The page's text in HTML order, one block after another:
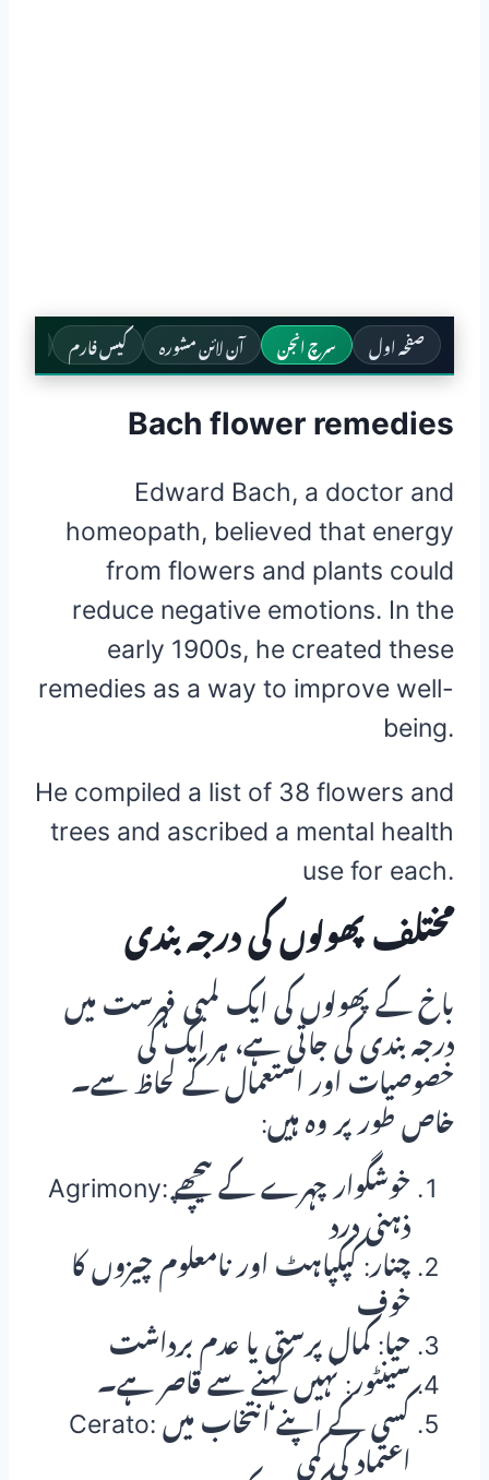
صفحہ اول سرچ انجن آن لائن مشورہ کیس فارم
Bach flower remedies
Edward Bach, a doctor and
homeopath, believed that energy
from flowers and plants could
reduce negative emotions. In the
early 1900s, he created these
remedies as a way to improve well-
being.
He compiled a list of 38 flowers and
trees and ascribed a mental health
use for each.
مختلف پھولوں کی درجہ بندی
باخ کے پھولوں کی ایک لمبی فہرست میں
درجہ بندی کی جاتی ہے، ہر ایک کی
خصوصیات اور استعمال کے لحاظ سے۔
خاص طور پر وہ ہیں:
Agrimony: خوشگوار چہرے کے پیچھے
ذہنی درد
چنار: کپکپاہٹ اور نامعلوم چیزوں کا
خوف
حیا: کمال پرستی یا عدم برداشت
سینٹور: نہیں کہنے سے قاصر ہے۔
Cerato: کسی کے اپنے انتخاب میں
اعتماد کی کمی